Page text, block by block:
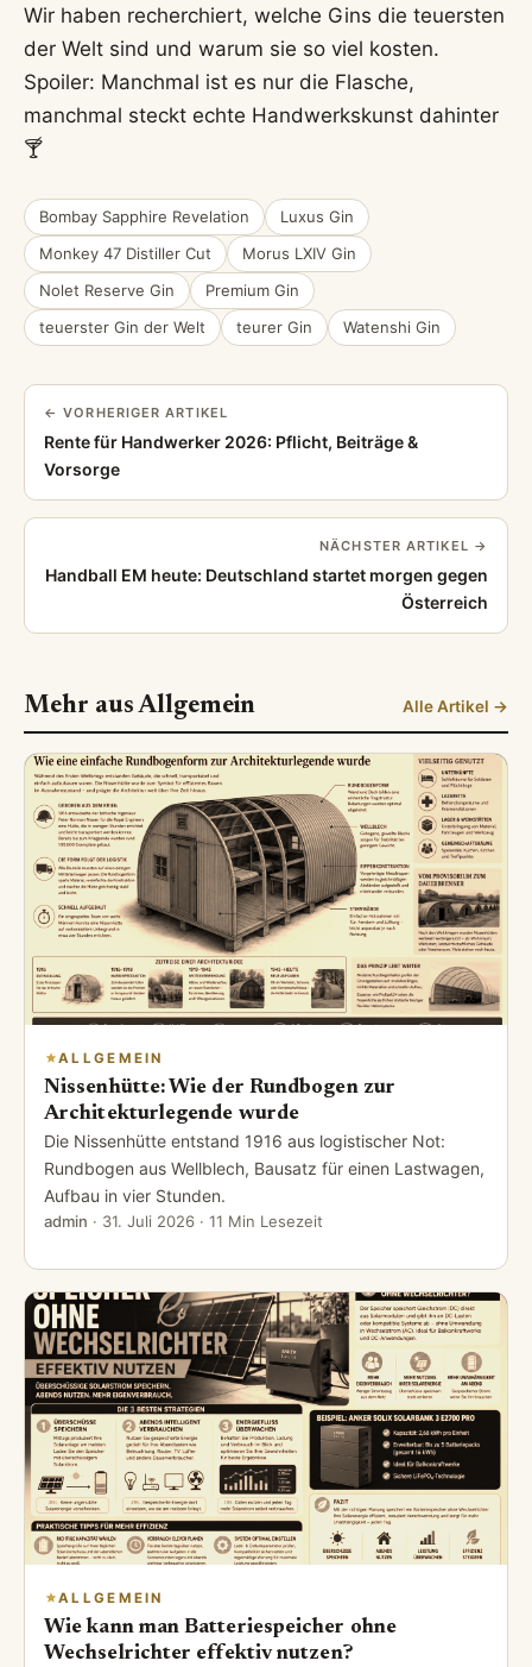
Wir haben recherchiert, welche Gins die teuersten
der Welt sind und warum sie so viel kosten.
Spoiler: Manchmal ist es nur die Flasche,
manchmal steckt echte Handwerkskunst dahinter
🍸
Bombay Sapphire Revelation
Luxus Gin
Monkey 47 Distiller Cut
Morus LXIV Gin
Nolet Reserve Gin
Premium Gin
teuerster Gin der Welt
teurer Gin Watenshi Gin
← VORHERIGER ARTIKEL
Rente für Handwerker 2026: Pflicht, Beiträge &
Vorsorge
NÄCHSTER ARTIKEL →
Handball EM heute: Deutschland startet morgen gegen
Österreich
Mehr aus Allgemein Alle Artikel →
ALLGEMEIN
Nissenhütte: Wie der Rundbogen zur
Architekturlegende wurde
Die Nissenhütte entstand 1916 aus logistischer Not:
Rundbogen aus Wellblech, Bausatz für einen Lastwagen,
Aufbau in vier Stunden.
admin · 31. Juli 2026 · 11 Min Lesezeit
ALLGEMEIN
Wie kann man Batteriespeicher ohne
Wechselrichter effektiv nutzen?